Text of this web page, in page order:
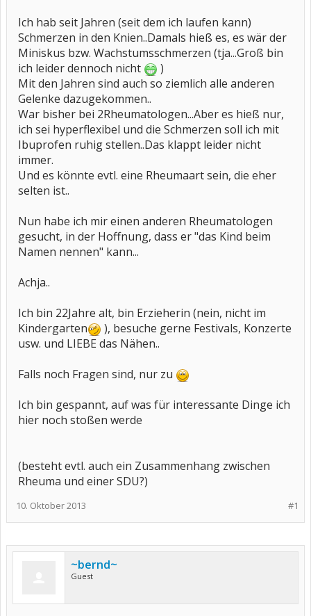
Ich hab seit Jahren (seit dem ich laufen kann)
Schmerzen in den Knien..Damals hieß es, es wär der
Miniskus bzw. Wachstumsschmerzen (tja...Groß bin
ich leider dennoch nicht
)
Mit den Jahren sind auch so ziemlich alle anderen
Gelenke dazugekommen..
War bisher bei 2Rheumatologen...Aber es hieß nur,
ich sei hyperflexibel und die Schmerzen soll ich mit
Ibuprofen ruhig stellen..Das klappt leider nicht
immer.
Und es könnte evtl. eine Rheumaart sein, die eher
selten ist..
Nun habe ich mir einen anderen Rheumatologen
gesucht, in der Hoffnung, dass er "das Kind beim
Namen nennen" kann...
Achja..
Ich bin 22Jahre alt, bin Erzieherin (nein, nicht im
Kindergarten
), besuche gerne Festivals, Konzerte
usw. und LIEBE das Nähen..
Falls noch Fragen sind, nur zu
Ich bin gespannt, auf was für interessante Dinge ich
hier noch stoßen werde
(besteht evtl. auch ein Zusammenhang zwischen
Rheuma und einer SDU?)
#1
10. Oktober 2013
~bernd~
Guest